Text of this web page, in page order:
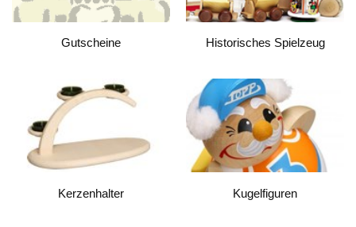
Gutscheine Historisches Spielzeug
Kerzenhalter Kugelfiguren